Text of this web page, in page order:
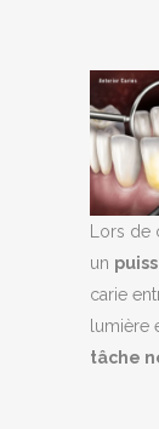
Lors
un
carie
lumière
tâche